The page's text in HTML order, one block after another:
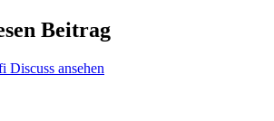
Beitrag
Discuss ansehen